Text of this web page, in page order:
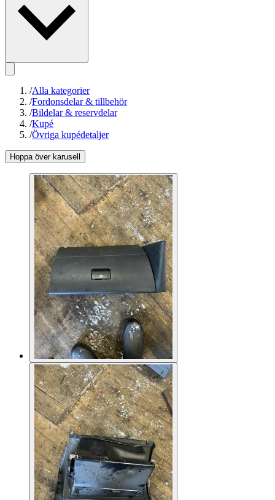
/Alla kategorier
/Fordonsdelar & tillbehör
/Bildelar & reservdelar
/Kupé
/Övriga kupédetaljer
Hoppa över karusell